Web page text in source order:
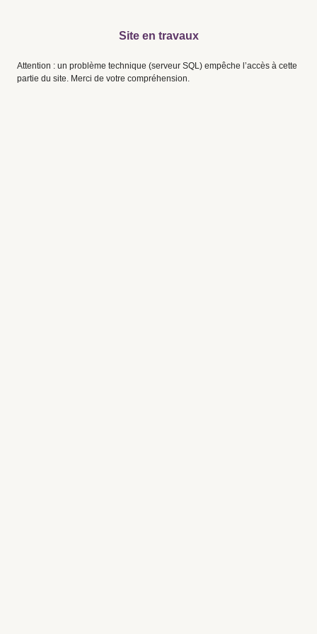
Site en travaux
Attention : un problème technique (serveur SQL) empêche l’accès à cette
partie du site. Merci de votre compréhension.